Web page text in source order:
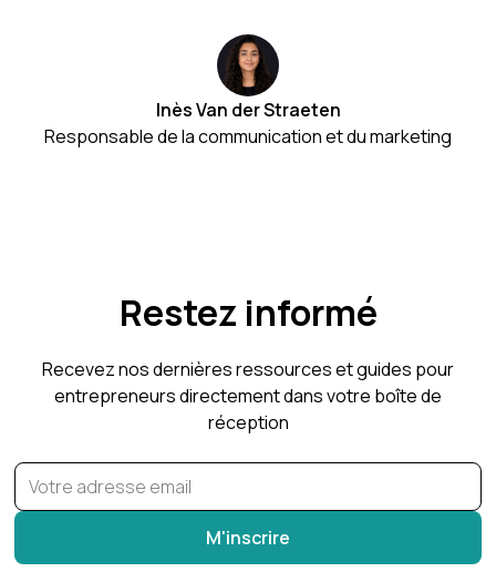
Inès Van der Straeten
Responsable de la communication et du marketing
Restez informé
Recevez nos dernières ressources et guides pour
entrepreneurs directement dans votre boîte de
réception